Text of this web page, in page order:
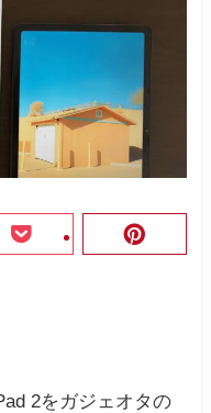
2をガジェオタの